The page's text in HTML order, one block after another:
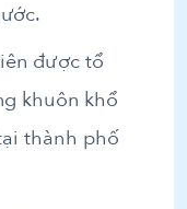
được tổ
khuôn khổ
thành phố